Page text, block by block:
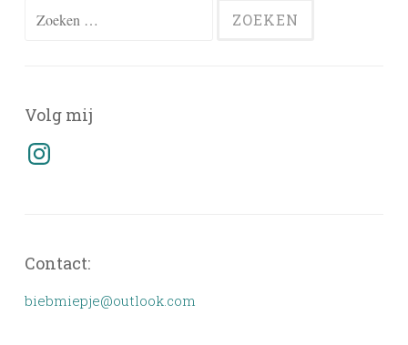
Zoeken
Volg mij
Instagram
Contact:
biebmiepje@outlook.com